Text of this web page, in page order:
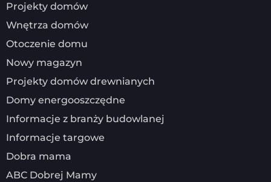
Projekty domów
Wnętrza domów
Otoczenie domu
Nowy magazyn
Projekty domów drewnianych
Domy energooszczędne
Informacje z branży budowlanej
Informacje targowe
Dobra mama
ABC Dobrej Mamy